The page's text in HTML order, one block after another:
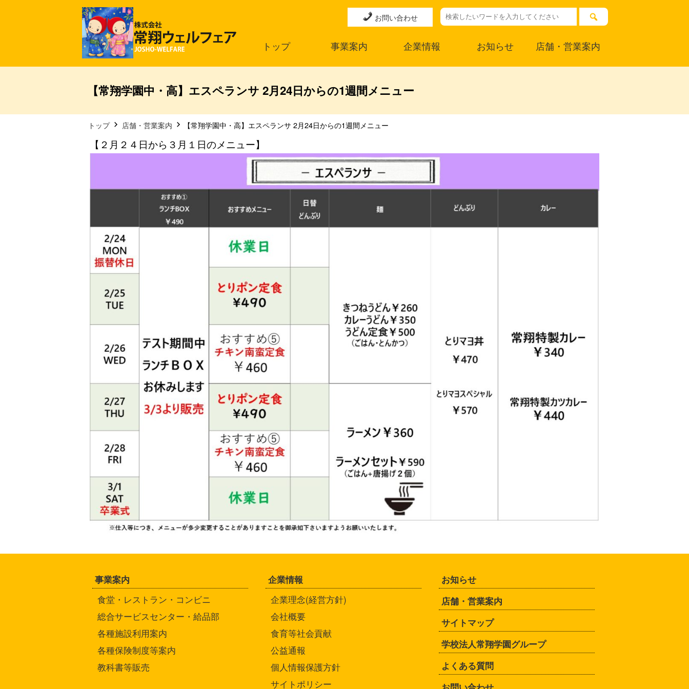
お問い合わせ
トップ 事業案内 企業情報 お知らせ 店舗・営業案内
【常翔学園中・高】エスペランサ 2月24日からの1週間メニュー
トップ 店舗・営業案内 【常翔学園中・高】エスペランサ 2月24日からの1週間メニュー
【２月２４日から３月１日のメニュー】
事業案内
食堂・レストラン・コンビニ
総合サービスセンター・給品部
各種施設利用案内
各種保険制度等案内
教科書等販売
企業情報
企業理念(経営方針)
会社概要
食育等社会貢献
公益通報
個人情報保護方針
サイトポリシー
お知らせ
店舗・営業案内
サイトマップ
学校法人常翔学園グループ
よくある質問